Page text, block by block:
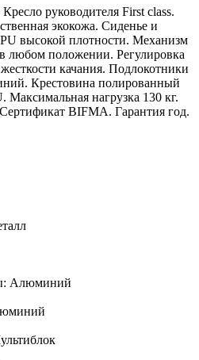
руководителя First class.
экокожа. Сиденье и
высокой плотности. Механизм
любом положении. Регулировка
качания. Подлокотники
Крестовина полированный
нагрузка 130 кг.
BIFMA. Гарантия год.
Алюминий